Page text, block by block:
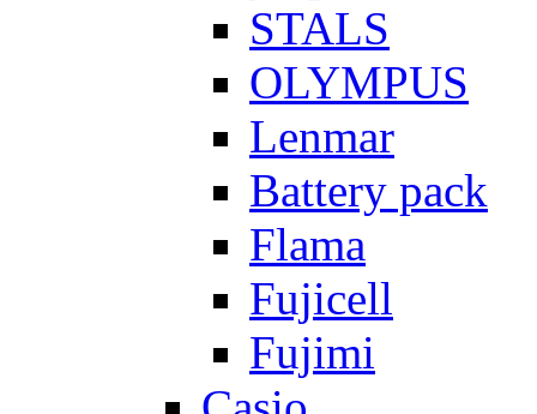
STALS
OLYMPUS
Lenmar
Battery pack
Flama
Fujicell
Fujimi